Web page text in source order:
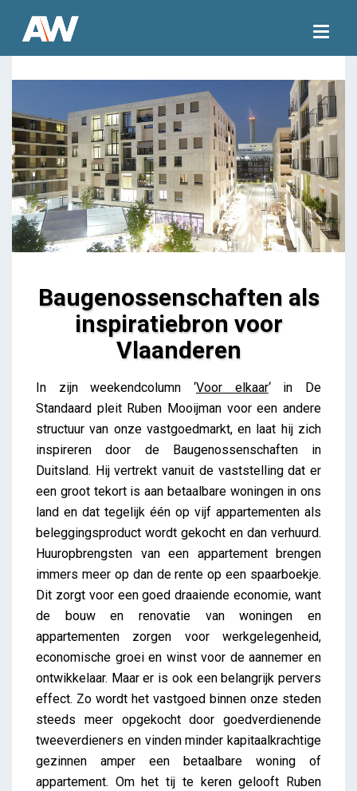
Baugenossenschaften als
inspiratiebron voor
Vlaanderen
Baugenossenschaften als inspiratiebron voor
Vlaanderen
In zijn weekendcolumn ‘Voor elkaar‘ in De
Standaard pleit Ruben Mooijman voor een andere
structuur van onze vastgoedmarkt, en laat hij zich
inspireren door de Baugenossenschaften in
Duitsland. Hij vertrekt vanuit de vaststelling dat er
een groot tekort is aan betaalbare woningen in ons
land en dat tegelijk één op vijf appartementen als
beleggingsproduct wordt gekocht en dan verhuurd.
Huuropbrengsten van een appartement brengen
immers meer op dan de rente op een spaarboekje.
Dit zorgt voor een goed draaiende economie, want
de bouw en renovatie van woningen en
appartementen zorgen voor werkgelegenheid,
economische groei en winst voor de aannemer en
ontwikkelaar. Maar er is ook een belangrijk pervers
effect. Zo wordt het vastgoed binnen onze steden
steeds meer opgekocht door goedverdienende
tweeverdieners en vinden minder kapitaalkrachtige
gezinnen amper een betaalbare woning of
appartement. Om het tij te keren gelooft Ruben